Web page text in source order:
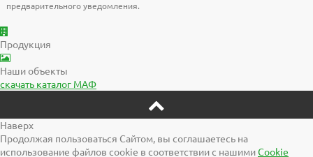
предварительного уведомления.
Продукция
Наши объекты
скачать каталог МАФ
Наверх
Продолжая пользоваться Сайтом, вы соглашаетесь на
использование файлов cookie в соответствии с нашимиCookiе